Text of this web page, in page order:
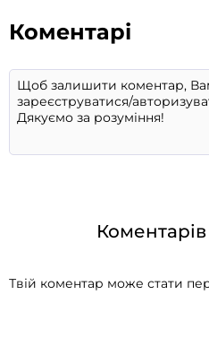
Коментарі
Твій коментар може стати